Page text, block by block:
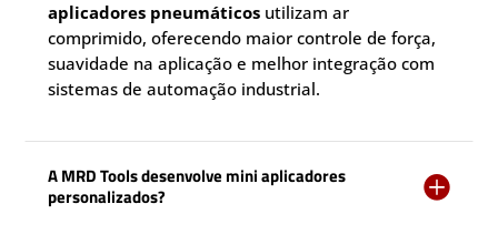
aplicadores pneumáticos utilizam ar
comprimido, oferecendo maior controle de força,
suavidade na aplicação e melhor integração com
sistemas de automação industrial.
A MRD Tools desenvolve mini aplicadores
personalizados?
